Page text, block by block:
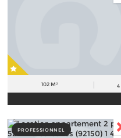
102 M² 4
PROFESSIONNEL